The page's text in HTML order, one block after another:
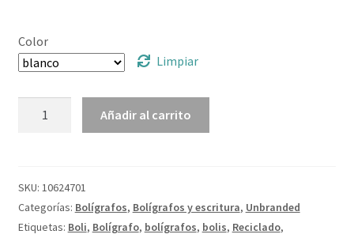
Color
Limpiar
"Kish"
cantidad
Añadir al carrito
SKU: 10624701
Categorías: Bolígrafos, Bolígrafos y escritura, Unbranded
Etiquetas: Boli, Bolígrafo, bolígrafos, bolis, Reciclado,